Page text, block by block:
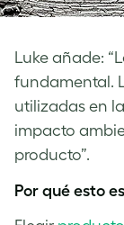
Luke añade:
fundamental.
utilizadas en
impacto
producto”.
Por qué esto